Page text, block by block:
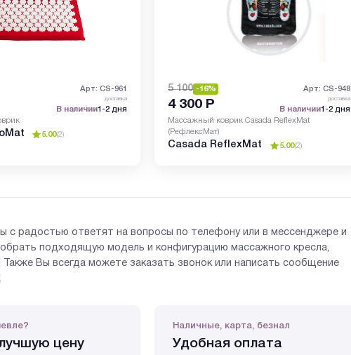
Арт: CS-961
доставка
В наличии1-2 дня
5.00(2)
5 100 -16% Арт: CS-948
4 300 Р доставка
В наличии1-2 дня
Массажный коврик Casada ReflexMat
(РефлексМат)
Casada ReflexMat 5.00(2)
с радостью ответят на вопросы по телефону или в мессенджере и
подходящую модель и конфигурацию массажного кресла,
Также Вы всегда можете заказать звонок или написать сообщение
цену
Наличные, карта, безнал
Удобная оплата